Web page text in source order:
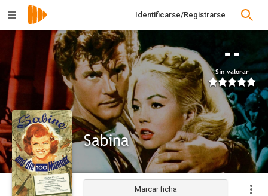
Identificarse/Registrarse
--
Sin valorar
Sabina
Marcar ficha